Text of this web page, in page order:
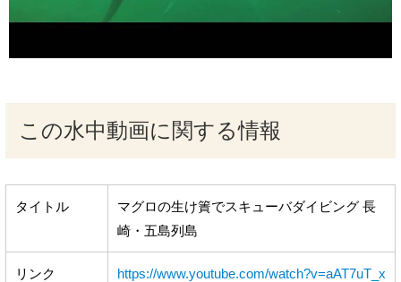
この水中動画に関する情報
タイトル
マグロの生け簀でスキューバダイビング 長
崎・五島列島
リンク
https://www.youtube.com/watch?v=aAT7uT_x